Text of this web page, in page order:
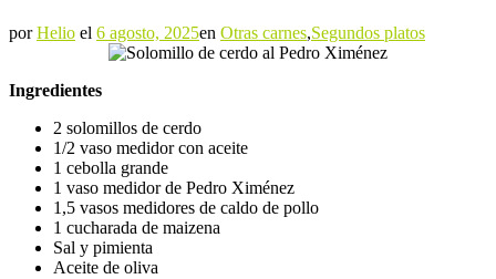
porHelio el 6 agosto, 2025en Otras carnes,Segundos platos
Ingredientes
2 solomillos de cerdo
1/2 vaso medidor con aceite
1 cebolla grande
1 vaso medidor de Pedro Ximénez
1,5 vasos medidores de caldo de pollo
1 cucharada de maizena
Sal y pimienta
Aceite de oliva